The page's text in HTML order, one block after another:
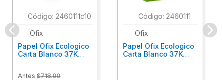
: 2460111c10
Ofix
Papel Ofix Ecologico
Carta Blanco 37K
Antes $718.00
: 2460111
Ofix
Papel Ofix Ecologico
Carta Blanco 37K